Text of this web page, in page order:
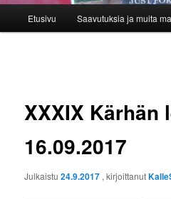
Etusivu Saavutuksia ja muita
XXXIX Kärhän
16.09.2017
Julkaistu24.9.2017 , kirjoittanut